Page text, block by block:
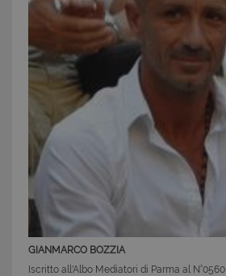
GIANMARCO BOZZIA
Iscritto all'Albo Mediatori di Parma al N°0560